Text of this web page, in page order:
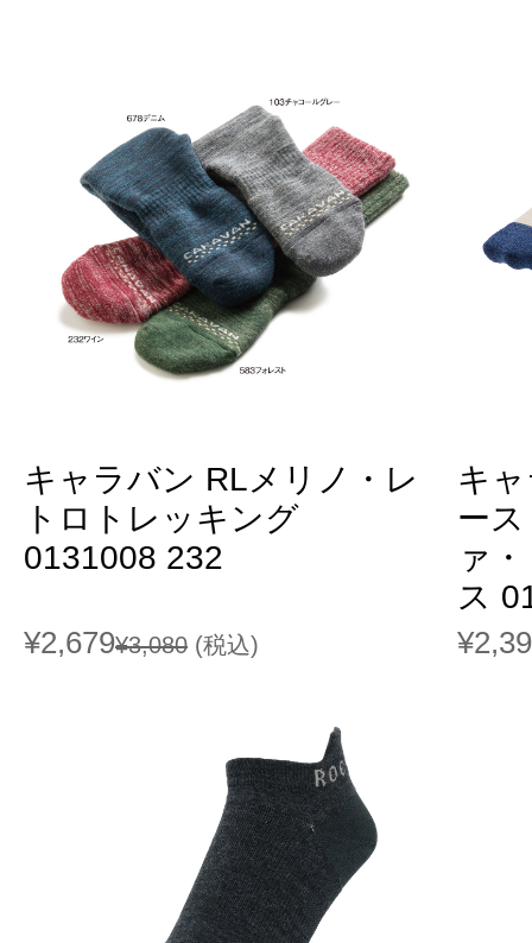
キャラバン RLメリノ・レ
トロトレッキング
0131008 232
¥2,679¥3,080 (税込)
キ
ー
ァ
ス